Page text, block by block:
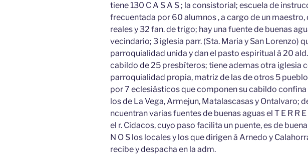
tiene 130 C A S A S ; la consistorial; escuela de
frecuentada por 60 alumnos , a cargo de un maestro,
reales y 32 fan. de trigo; hay una fuente de buenas
vecindario; 3 iglesia parr. (Sta. Maria y San Lorenzo)
parroquialidad unida y dan el pasto espiritual á 20
cabildo de 25 presbíteros; tiene ademas otra iglesia
parroquialidad propia, matriz de las de otros 5
por 7 eclesiásticos que componen su cabildo confina
los de La Vega, Armejun, Matalascasas y Ontalvaro;
ncuentran varias fuentes de buenas aguas el T E R R
el r. Cidacos, cuyo paso facilita un puente, es de
N O S los locales y los que dirigen á Arnedo y
recibe y despacha en la adm.